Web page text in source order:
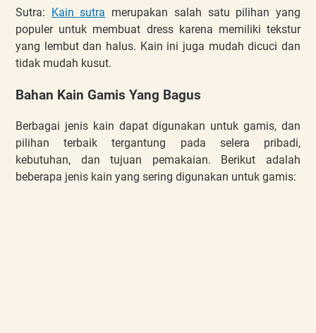
Sutra: Kain sutra merupakan salah satu pilihan yang
populer untuk membuat dress karena memiliki tekstur
yang lembut dan halus. Kain ini juga mudah dicuci dan
tidak mudah kusut.
Bahan Kain Gamis Yang Bagus
Berbagai jenis kain dapat digunakan untuk gamis, dan
pilihan terbaik tergantung pada selera pribadi,
kebutuhan, dan tujuan pemakaian. Berikut adalah
beberapa jenis kain yang sering digunakan untuk gamis: